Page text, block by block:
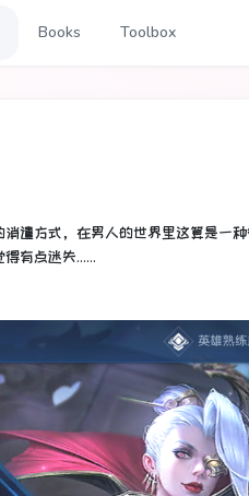
Books Toolbox
遣方式，在男人的世界里这算是一
得有点迷失……